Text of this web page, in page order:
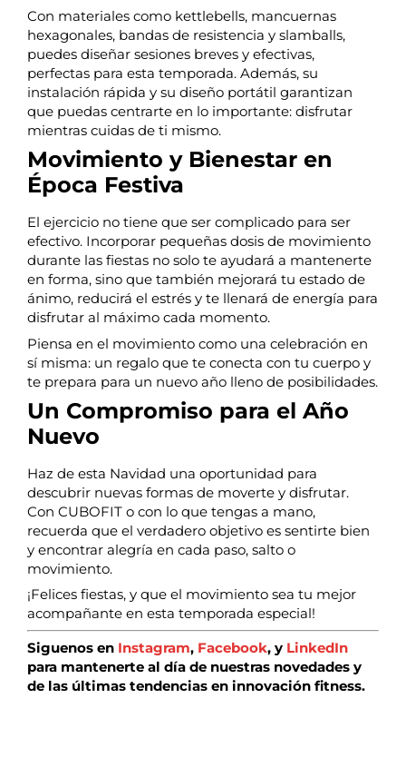
Con materiales como kettlebells, mancuernas
hexagonales, bandas de resistencia y slamballs,
puedes diseñar sesiones breves y efectivas,
perfectas para esta temporada. Además, su
instalación rápida y su diseño portátil garantizan
que puedas centrarte en lo importante: disfrutar
mientras cuidas de ti mismo.
Movimiento y Bienestar en
Época Festiva
El ejercicio no tiene que ser complicado para ser
efectivo. Incorporar pequeñas dosis de movimiento
durante las fiestas no solo te ayudará a mantenerte
en forma, sino que también mejorará tu estado de
ánimo, reducirá el estrés y te llenará de energía para
disfrutar al máximo cada momento.
Piensa en el movimiento como una celebración en
sí misma: un regalo que te conecta con tu cuerpo y
te prepara para un nuevo año lleno de posibilidades.
Un Compromiso para el Año
Nuevo
Haz de esta Navidad una oportunidad para
descubrir nuevas formas de moverte y disfrutar.
Con CUBOFIT o con lo que tengas a mano,
recuerda que el verdadero objetivo es sentirte bien
y encontrar alegría en cada paso, salto o
movimiento.
¡Felices fiestas, y que el movimiento sea tu mejor
acompañante en esta temporada especial!
Siguenos en Instagram, Facebook, y LinkedIn
para mantenerte al día de nuestras novedades y
de las últimas tendencias en innovación fitness.